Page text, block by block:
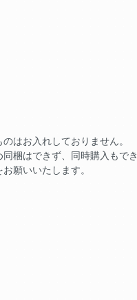
はお入れしておりません。
梱はできず、同時購入もでき
願いいたします。